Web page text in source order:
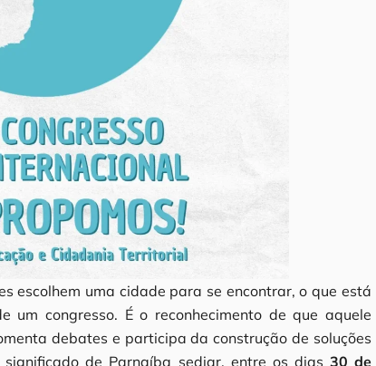
escolhem uma cidade para se encontrar, o que está
congresso. É o reconhecimento de que aquele
debates e participa da construção de soluções
de Parnaíba sediar, entre os dias 30 de